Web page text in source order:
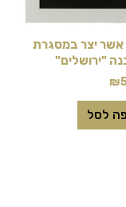
יצר במסגרת
"ירושלים"
₪
לסל